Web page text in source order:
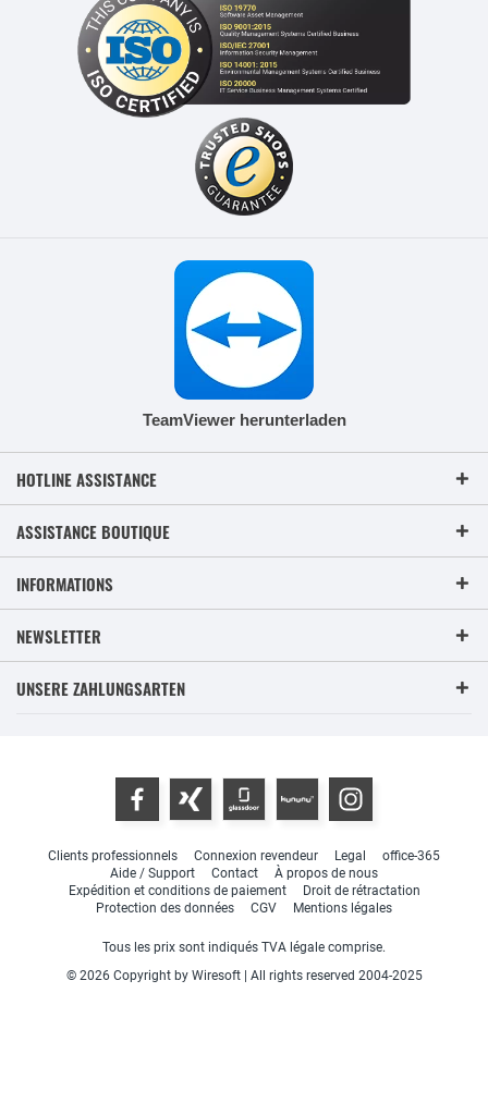
TeamViewer herunterladen
HOTLINE ASSISTANCE
ASSISTANCE BOUTIQUE
INFORMATIONS
NEWSLETTER
UNSERE ZAHLUNGSARTEN
Clients professionnels Connexion revendeur Legal
office-365
Aide / Support
Contact
À propos de nous
Expédition et conditions de paiement
Droit de rétractation
Protection des données
CGV Mentions légales
Tous les prix sont indiqués TVA légale comprise.
© 2026 Copyright by Wiresoft | All rights reserved 2004-2025